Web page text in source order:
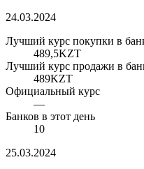
24.03.2024
Лучший курс покупки в
489,5KZT
Лучший курс продажи в
489KZT
Официальный курс
—
Банков в этот день
10
25.03.2024